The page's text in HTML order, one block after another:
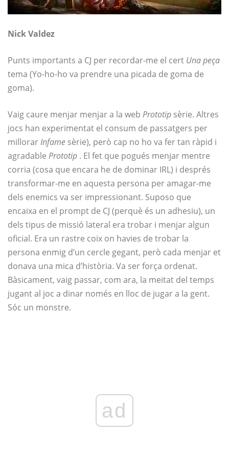
Nick Valdez
Punts importants a CJ per recordar-me el cert Una peça
tema (Yo-ho-ho va prendre una picada de goma de
goma).
Vaig caure menjar menjar a la web Prototip sèrie. Altres
jocs han experimentat el consum de passatgers per
millorarInfame sèrie), però cap no ho va fer tan ràpid i
agradable Prototip . El fet que pogués menjar mentre
corria (cosa que encara he de dominar IRL) i després
transformar-me en aquesta persona per amagar-me
dels enemics va ser impressionant. Suposo que
encaixa en el prompt de CJ (perquè és un adhesiu), un
dels tipus de missió lateral era trobar i menjar algun
oficial. Era un rastre coix on havies de trobar la
persona enmig d’un cercle gegant, però cada menjar et
donava una mica d’història. Va ser força ordenat.
Bàsicament, vaig passar, com ara, la meitat del temps
jugant al joc a dinar només en lloc de jugar a la gent.
Sóc un monstre.
ad